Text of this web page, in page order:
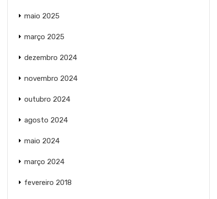
maio 2025
março 2025
dezembro 2024
novembro 2024
outubro 2024
agosto 2024
maio 2024
março 2024
fevereiro 2018